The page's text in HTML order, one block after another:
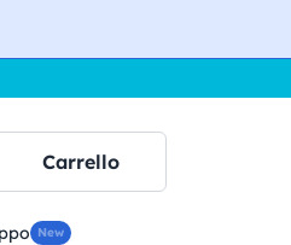
Carrello
New